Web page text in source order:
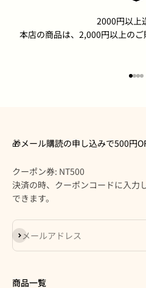
2000円以上
本店の商品は、2,000円以上のご
🎁メール購読の申し込みで500円
クーポン券: NT500
決済の時、クーポンコードに入力
できます。
メールアドレス
登録
商品一覧